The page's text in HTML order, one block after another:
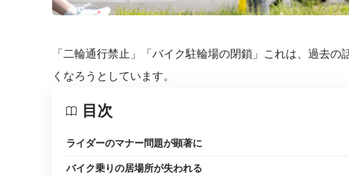
「二輪通行禁止」「バイク駐輪場の閉鎖」これは、過去の
くなろうとしています。
目次
ライダーのマナー問題が顕著に
バイク乗りの居場所が失われる